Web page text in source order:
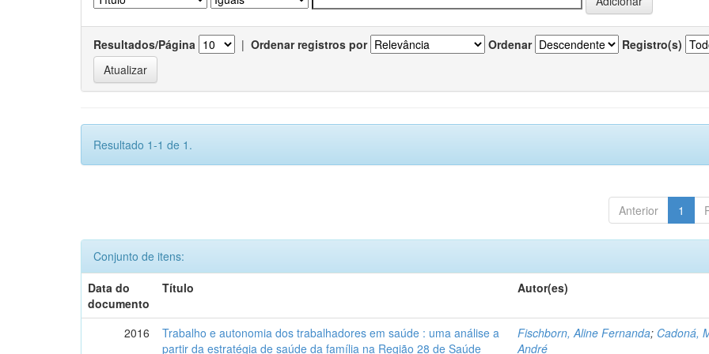
Resultados/Página | Ordenar registros por Ordenar Registro(s)
Resultado 1-1 de 1.
Anterior 1
Conjunto de itens:
Data do
documento
Título Autor(es)
2016
Trabalho e autonomia dos trabalhadores em saúde : uma análise a
partir da estratégia de saúde da família na Região 28 de Saúde
Fischborn, Aline Fernanda; Cadoná,
André